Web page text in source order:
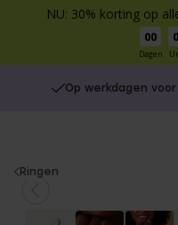
NU: 30% korting op
00
Dagen
Op werkdagen
You
Ringen